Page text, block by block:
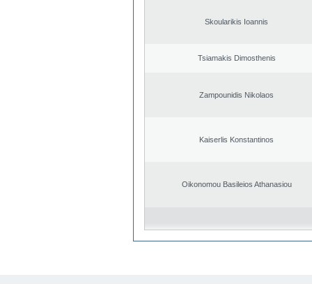
Skoularikis Ioannis
Tsiamakis Dimosthenis
Zampounidis Nikolaos
Kaiserlis Konstantinos
Oikonomou Basileios Athanasiou